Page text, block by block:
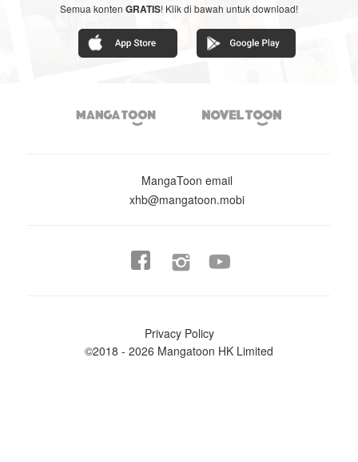
Semua konten GRATIS! Klik di bawah untuk download!
 
MangaToon email
xhb@mangatoon.mobi
 
Privacy Policy
©2018 - 2026 Mangatoon HK Limited